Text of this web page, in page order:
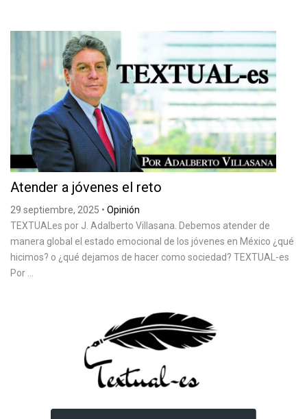
Atender a jóvenes el reto
29 septiembre, 2025 • Opinión
TEXTUALes por J. Adalberto Villasana. Debemos atender de
manera global el estado emocional de los jóvenes en México ¿qué
hicimos? o ¿qué dejamos de hacer como sociedad? TEXTUAL-es
Por ...